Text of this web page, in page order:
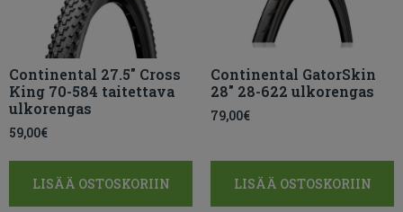
Continental 27.5″ Cross
King 70-584 taitettava
ulkorengas
59,00€
LISÄÄ OSTOSKORIIN
Continental GatorSkin
28″ 28-622 ulkorengas
79,00€
LISÄÄ OSTOSKORIIN